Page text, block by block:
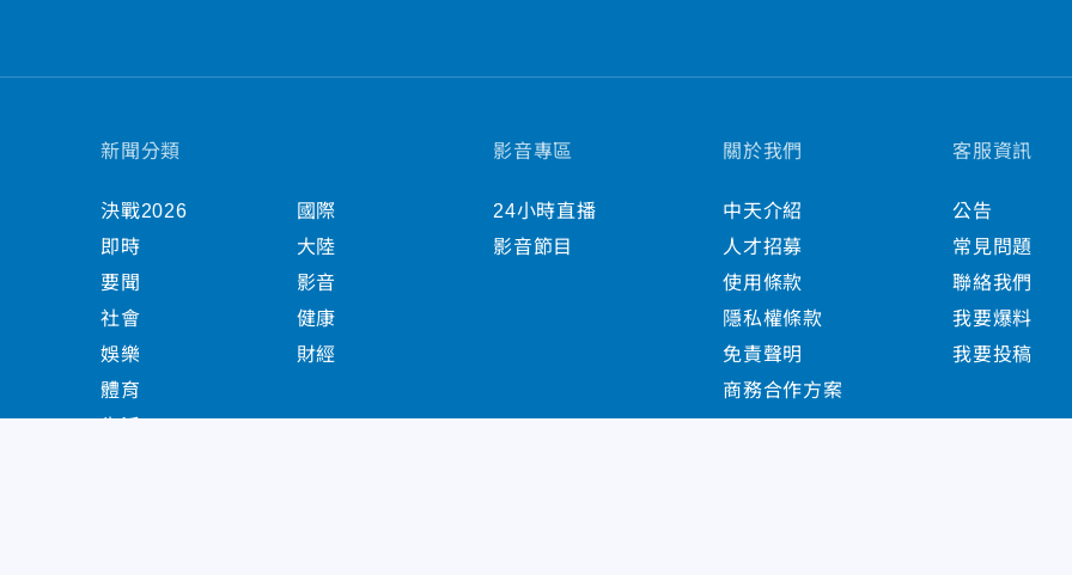
新聞分類
決戰2026
即時
要聞
社會
娛樂
體育
國際
大陸
影音
健康
財經
影音專區
24小時直播
影音節目
關於我們
中天介紹
人才招募
使用條款
隱私權條款
免責聲明
商務合作方案
客服資訊
公告
常見問題
聯絡我們
我要爆料
我要投稿